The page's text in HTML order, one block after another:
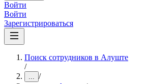
Войти
Войти
Зарегистрироваться
Поиск сотрудников в Алуште
/
... /